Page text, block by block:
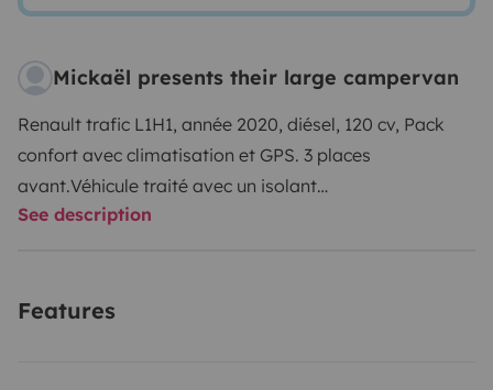
Mickaël presents their large campervan
Renault trafic L1H1, année 2020, diésel, 120 cv, Pack
confort avec climatisation et GPS. 3 places
avant.Véhicule traité avec un isolant
thermique.Aménagement intérieur :
voyageurs. - Coussins en mousse Haute Résilience HR
See description
Features